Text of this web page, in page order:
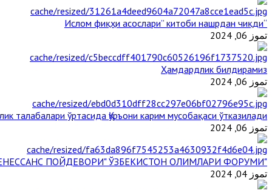
“Ислом фиқҳи асослари” китоби нашрдан чиқди
تموز 06, 2024
Ҳамдардлик билдирамиз
تموز 06, 2024
талабалари ўртасида Қуръони карим мусобақаси ўтказилади
تموز 06, 2024
"БУЮК АЖДОДЛАР МЕРОСИ – III РЕНЕССАНС ПОЙДЕВОРИ" ЎЗБЕКИСТОН ОЛИМЛАРИ ФОРУМИ
تموز 04, 2024